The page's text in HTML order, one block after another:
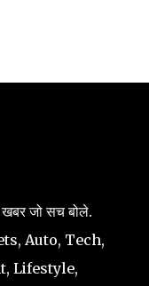
जो सच बोले.
Auto, Tech,
Lifestyle,